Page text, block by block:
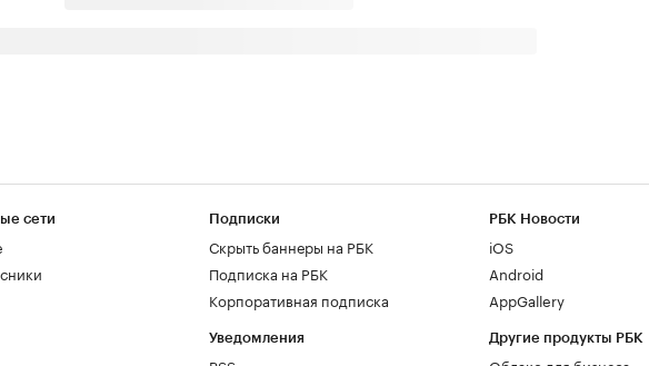
сети Подписки
Скрыть баннеры на РБК
Подписка на РБК
Корпоративная подписка
Уведомления
РБК Новости
iOS
Android
AppGallery
Другие продукты РБК